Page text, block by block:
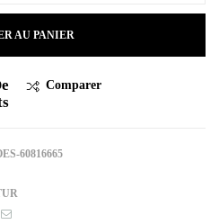
AU PANIER
Comparer
60816665
E-